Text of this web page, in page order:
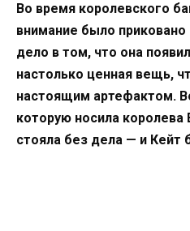
Во время королевского
внимание было
дело в том, что она
настолько ценная вещь,
настоящим артефактом.
которую носила королева
стояла без дела — и Кейт